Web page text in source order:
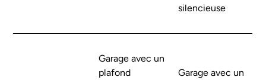
silencieuse
Garage avec un
plafond
Garage avec un